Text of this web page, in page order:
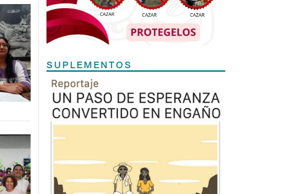
SUPLEMENTOS
Previous
TODOS LOS SUPLEMENTOS